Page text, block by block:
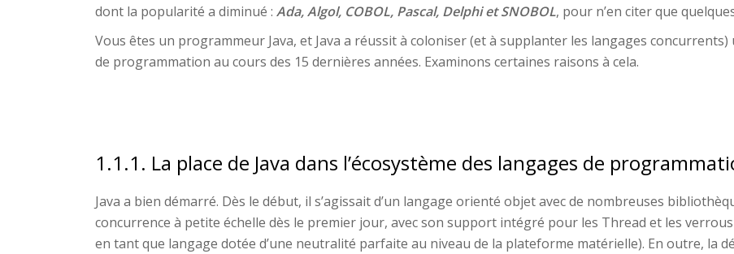
dont la popularité a diminué : Ada, Algol, COBOL, Pascal, Delphi et SNOBOL, pour n’en citer que
Vous êtes un programmeur Java, et Java a réussit à coloniser (et à supplanter les langages concurrents)
de programmation au cours des 15 dernières années. Examinons certaines raisons à cela.
1.1.1. La place de Java dans l’écosystème des langages de
Java a bien démarré. Dès le début, il s’agissait d’un langage orienté objet avec de nombreuses
concurrence à petite échelle dès le premier jour, avec son support intégré pour les Thread et les
en tant que langage dotée d’une neutralité parfaite au niveau de la plateforme matérielle). En outre, la